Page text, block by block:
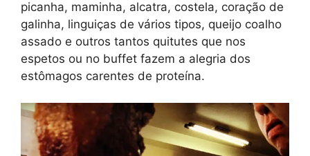
picanha, maminha, alcatra, costela, coração de
galinha, linguiças de vários tipos, queijo coalho
assado e outros tantos quitutes que nos
espetos ou no buffet fazem a alegria dos
estômagos carentes de proteína.